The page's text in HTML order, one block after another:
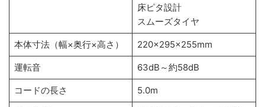
床ピタ設計
スムーズタイヤ
本体寸法（幅×奥行×高さ） 220×295×255mm
運転音 63dB～約58dB
コードの長さ 5.0m